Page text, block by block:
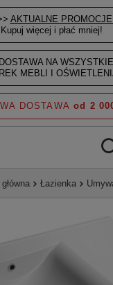
AKTUALNE
Kupuj więcej i płać mniej!
NA
MEBLI I
DOSTAWA od 2
Łazienka